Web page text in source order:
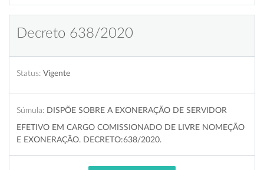
Decreto 638/2020
Status: Vigente
Súmula: DISPÕE SOBRE A EXONERAÇÃO DE SERVIDOR
EFETIVO EM CARGO COMISSIONADO DE LIVRE NOMEÇÃO
E EXONERAÇÃO. DECRETO:638/2020.